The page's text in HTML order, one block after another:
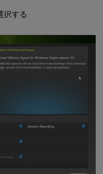
択する